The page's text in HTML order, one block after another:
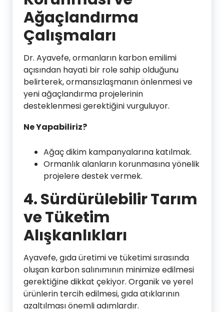
Ağaçlandırma
Çalışmaları
Dr. Ayavefe, ormanların karbon emilimi
açısından hayati bir role sahip olduğunu
belirterek, ormansızlaşmanın önlenmesi ve
yeni ağaçlandırma projelerinin
desteklenmesi gerektiğini vurguluyor.
Ne Yapabiliriz?
Ağaç dikim kampanyalarına katılmak.
Ormanlık alanların korunmasına yönelik
projelere destek vermek.
4.Sürdürülebilir Tarım
ve Tüketim
Alışkanlıkları
Ayavefe, gıda üretimi ve tüketimi sırasında
oluşan karbon salınımının minimize edilmesi
gerektiğine dikkat çekiyor. Organik ve yerel
ürünlerin tercih edilmesi, gıda atıklarının
azaltılması önemli adımlardır.